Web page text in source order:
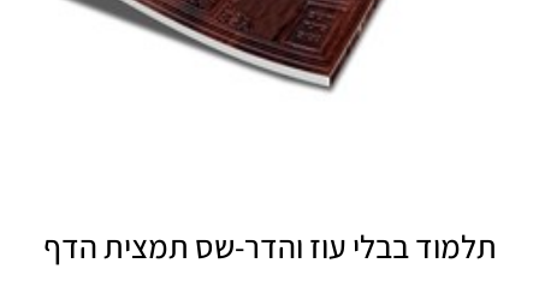
תלמוד בבלי עוז והדר-שס תמצית הדף